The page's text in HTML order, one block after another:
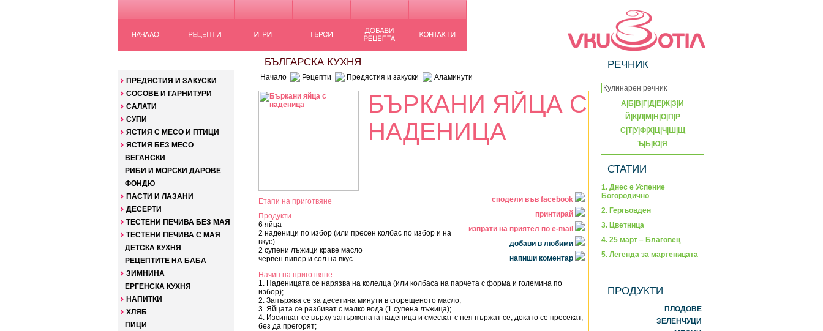
ПРЕДЯСТИЯ И ЗАКУСКИ
СОСОВЕ И ГАРНИТУРИ
САЛАТИ
СУПИ
ЯСТИЯ С МЕСО И ПТИЦИ
ЯСТИЯ БЕЗ МЕСО
ВЕГАНСКИ
РИБИ И МОРСКИ ДАРОВЕ
ФОНДЮ
ПАСТИ И ЛАЗАНИ
ДЕСЕРТИ
ТЕСТЕНИ ПЕЧИВА БЕЗ МАЯ
ТЕСТЕНИ ПЕЧИВА С МАЯ
ДЕТСКА КУХНЯ
РЕЦЕПТИТЕ НА БАБА
ЗИМНИНА
ЕРГЕНСКА КУХНЯ
НАПИТКИ
ХЛЯБ
ПИЦИ
БЪЛГАРСКА КУХНЯ
Начало Рецепти Предястия и закуски Аламинути
БЪРКАНИ ЯЙЦА С
НАДЕНИЦА
Етапи на приготвяне
Продукти
6 яйца
2 наденици по избор (или пресен колбас по избор и на
вкус)
2 супени лъжици краве масло
червен пипер и сол на вкус
сподели във facebook
принтирай
изпрати на приятел по e-mail
добави в любими
напиши коментар
Начин на приготвяне
1. Наденицата се нарязва на колелца (или колбаса на парчета с форма и големина по
избор);
2. Запържва се за десетина минути в сгорещеното масло;
3. Яйцата се разбиват с малко вода (1 супена лъжица);
4. Изсипват се върху запържената наденица и смесват с нея пържат се, докато се пресекат,
без да прегорят;
РЕЧНИК
А Б В Г Д Е Ж З И
Й К| Л М Н О| П Р
С Т|У|Ф| Х| Ц| Ч Ш Щ
Ъ Ь Ю Я
СТАТИИ
1. Днес е Успение
Богородично
2. Гергьовден
3. Цветница
4. 25 март – Благовец
5. Легенда за мартеницата
ПРОДУКТИ
ПЛОДОВЕ
ЗЕЛЕНЧУЦИ